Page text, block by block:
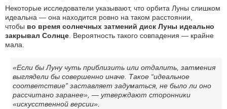
Некоторые исследователи указывают, что орбита Луны слишком
идеальна — она находится ровно на таком расстоянии,
чтобы во время солнечных затмений диск Луны идеально
закрывал Солнце. Вероятность такого совпадения — крайне
мала.
«Если бы Луну чуть приблизить или отдалить, затмения
выглядели бы совершенно иначе. Такое “идеальное
соответствие” заставляет задуматься, не было ли оно
рассчитано заранее», — утверждают сторонники
«искусственной версии».